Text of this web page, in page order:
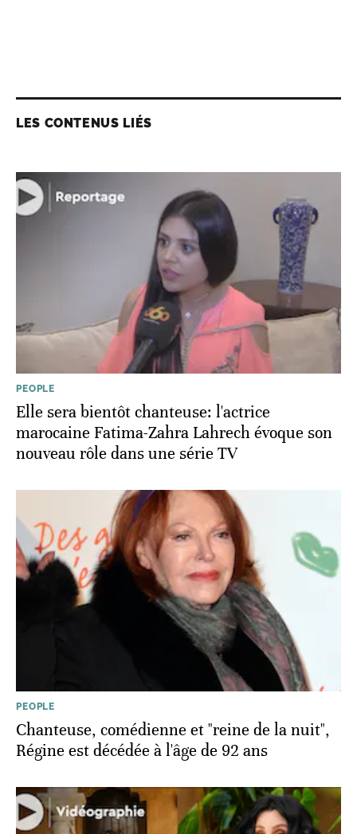
LES CONTENUS LIÉS
PEOPLE
Elle sera bientôt chanteuse: l'actrice
marocaine Fatima-Zahra Lahrech évoque son
nouveau rôle dans une série TV
PEOPLE
Chanteuse, comédienne et "reine de la nuit",
Régine est décédée à l'âge de 92 ans